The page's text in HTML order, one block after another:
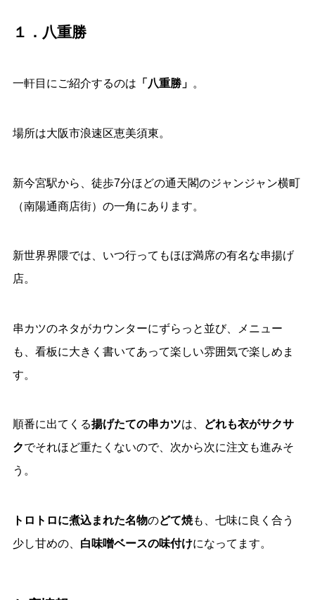
１．八重勝
一軒目にご紹介するのは 「八重勝」 。
場所は大阪市浪速区恵美須東。
新今宮駅から、徒歩7分ほどの通天閣のジャンジャン横町
（南陽通商店街）の一角にあります。
新世界界隈では、いつ行ってもほぼ満席の有名な串揚げ
店。
串カツのネタがカウンターにずらっと並び、メニュー
も、看板に大きく書いてあって楽しい雰囲気で楽しめま
す。
順番に出てくる揚げたての串カツは、
どれも衣がサクサ
クでそれほど重たくないので、次から次に注文も進みそ
う。
トロトロに煮込まれた名物のどて焼も、七味に良く合う
少し甘めの、 白味噌ベースの味付けになってます。